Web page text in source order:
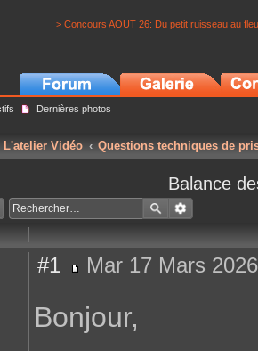
> Concours AOUT 26: Du petit ruisseau au
Dernières photos
L'atelier Vidéo Questions techniques de
Balance
#1
e
g
Mar 17 Mars
Bonjour,